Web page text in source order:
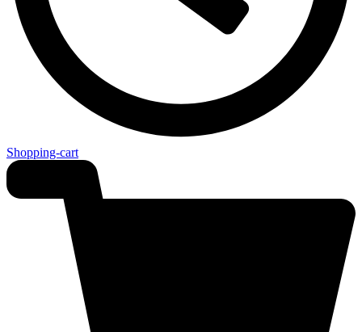
Shopping-cart